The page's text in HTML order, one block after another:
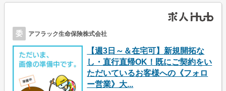
委 アフラック生命保険株式会社
【週3日～＆在宅可】新規開拓な
し・直行直帰OK！既にご契約をい
ただいているお客様への《フォロ
ー営業》大...